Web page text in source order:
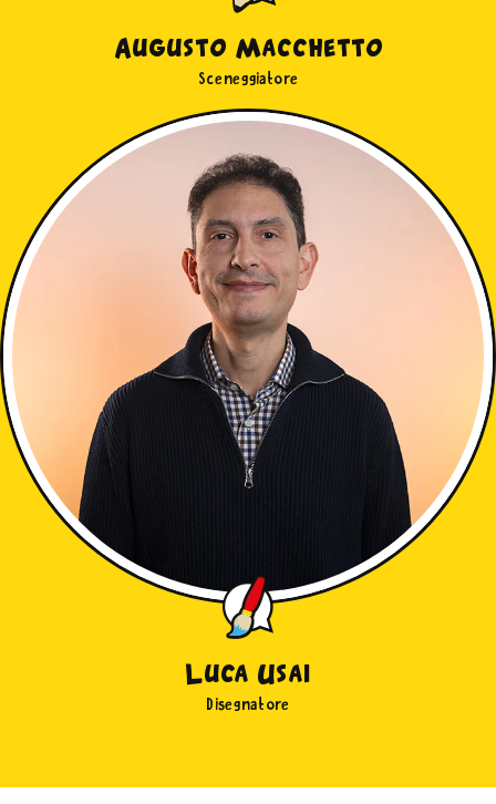
Augusto Macchetto
Sceneggiatore
Luca Usai
Disegnatore